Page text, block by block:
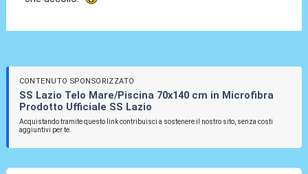
CONTENUTO SPONSORIZZATO
SS Lazio Telo Mare/Piscina 70x140 cm in Microfibra
Prodotto Ufficiale SS Lazio
Acquistando tramite questo link contribuisci a sostenere il nostro sito, senza costi
aggiuntivi per te.